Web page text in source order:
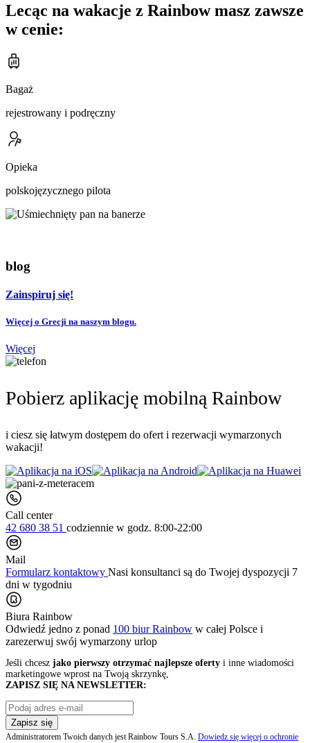
Lecąc na wakacje z Rainbow masz zawsze
w cenie:
Bagaż
rejestrowany i podręczny
Opieka
polskojęzycznego pilota
blog
Zainspiruj się!
Więcej o Grecji na naszym blogu.
Więcej
Pobierz aplikację mobilną Rainbow
i ciesz się łatwym dostępem do ofert i rezerwacji wymarzonych
wakacji!
Call center
42 680 38 51 codziennie w godz. 8:00-22:00
Mail
Formularz kontaktowy Nasi konsultanci są do Twojej dyspozycji 7
dni w tygodniu
Biura Rainbow
Odwiedź jedno z ponad 100 biur Rainbow w całej Polsce i
zarezerwuj swój wymarzony urlop
Jeśli chcesz jako pierwszy otrzymać najlepsze oferty i inne wiadomości
marketingowe wprost na Twoją skrzynkę,
ZAPISZ SIĘ NA NEWSLETTER:
Zapisz się
Administratorem Twoich danych jest Rainbow Tours S.A. Dowiedz się więcej o ochronie